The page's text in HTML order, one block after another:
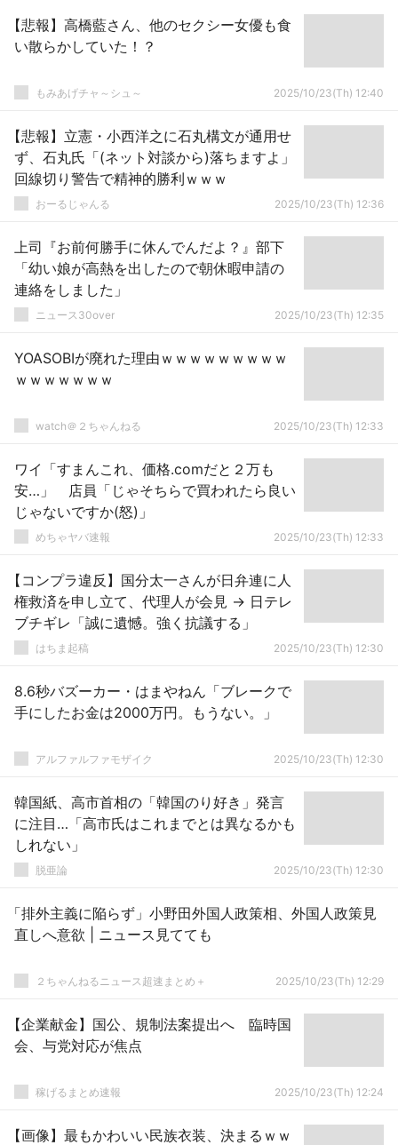
【悲報】高橋藍さん、他のセクシー女優も食
い散らかしていた！？
もみあげチャ～シュ～ 2025/10/23(Th) 12:40
【悲報】立憲・小西洋之に石丸構文が通用せ
ず、石丸氏「(ネット対談から)落ちますよ」
回線切り警告で精神的勝利ｗｗｗ
おーるじゃんる 2025/10/23(Th) 12:36
上司『お前何勝手に休んでんだよ？』部下
「幼い娘が高熱を出したので朝休暇申請の
連絡をしました」
ニュース30over 2025/10/23(Th) 12:35
YOASOBIが廃れた理由ｗｗｗｗｗｗｗｗｗ
ｗｗｗｗｗｗｗ
watch＠２ちゃんねる 2025/10/23(Th) 12:33
ワイ「すまんこれ、価格.comだと２万も
安…」 店員「じゃそちらで買われたら良い
じゃないですか(怒)」
めちゃヤバ速報 2025/10/23(Th) 12:33
【コンプラ違反】国分太一さんが日弁連に人
権救済を申し立て、代理人が会見 → 日テレ
ブチギレ「誠に遺憾。強く抗議する」
はちま起稿 2025/10/23(Th) 12:30
8.6秒バズーカー・はまやねん「ブレークで
手にしたお金は2000万円。もうない。」
アルファルファモザイク 2025/10/23(Th) 12:30
韓国紙、高市首相の「韓国のり好き」発言
に注目…「高市氏はこれまでとは異なるかも
しれない」
脱亜論 2025/10/23(Th) 12:30
「排外主義に陥らず」小野田外国人政策相、外国人政策見
直しへ意欲 | ニュース見てても
２ちゃんねるニュース超速まとめ＋ 2025/10/23(Th) 12:29
【企業献金】国公、規制法案提出へ 臨時国
会、与党対応が焦点
稼げるまとめ速報 2025/10/23(Th) 12:24
【画像】最もかわいい民族衣装、決まるｗｗ